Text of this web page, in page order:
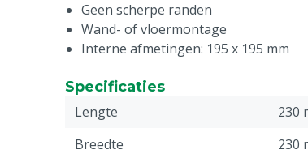
Geen scherpe randen
Wand- of vloermontage
Interne afmetingen: 195 x 195 mm
Specificaties
Lengte
230
Breedte
230